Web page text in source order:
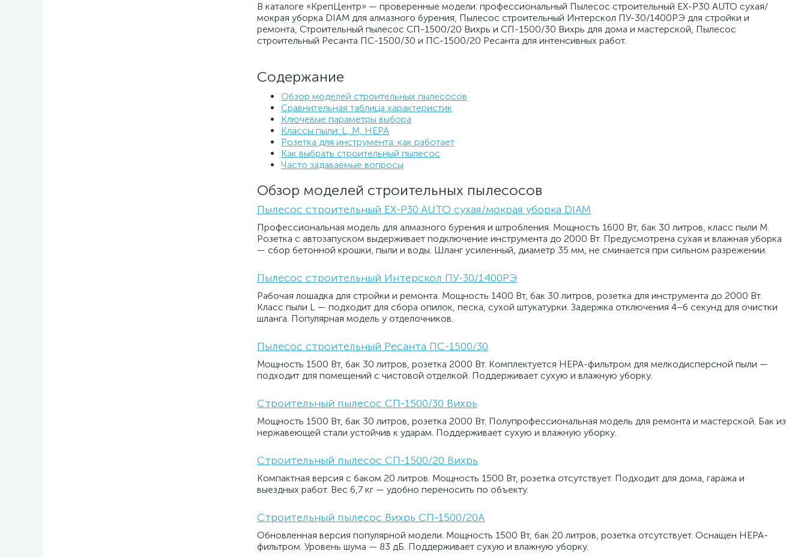
В каталоге «КрепЦентр» — проверенные модели: профессиональный Пылесос строительный EX-P30 AUTO сухая/
мокрая уборка DIAM для алмазного бурения, Пылесос строительный Интерскол ПУ-30/1400РЭ для стройки и
ремонта, Строительный пылесос СП-1500/20 Вихрь и СП-1500/30 Вихрь для дома и мастерской, Пылесос
строительный Ресанта ПС-1500/30 и ПС-1500/20 Ресанта для интенсивных работ.
Содержание
Обзор моделей строительных пылесосов
Сравнительная таблица характеристик
Ключевые параметры выбора
Классы пыли: L, M, HEPA
Розетка для инструмента: как работает
Как выбрать строительный пылесос
Часто задаваемые вопросы
Обзор моделей строительных пылесосов
Пылесос строительный EX-P30 AUTO сухая/мокрая уборка DIAM
Профессиональная модель для алмазного бурения и штробления. Мощность 1600 Вт, бак 30 литров, класс пыли M.
Розетка с автозапуском выдерживает подключение инструмента до 2000 Вт. Предусмотрена сухая и влажная уборка
— сбор бетонной крошки, пыли и воды. Шланг усиленный, диаметр 35 мм, не сминается при сильном разрежении.
Пылесос строительный Интерскол ПУ-30/1400РЭ
Рабочая лошадка для стройки и ремонта. Мощность 1400 Вт, бак 30 литров, розетка для инструмента до 2000 Вт.
Класс пыли L — подходит для сбора опилок, песка, сухой штукатурки. Задержка отключения 4–6 секунд для очистки
шланга. Популярная модель у отделочников.
Пылесос строительный Ресанта ПС-1500/30
Мощность 1500 Вт, бак 30 литров, розетка 2000 Вт. Комплектуется HEPA-фильтром для мелкодисперсной пыли —
подходит для помещений с чистовой отделкой. Поддерживает сухую и влажную уборку.
Строительный пылесос СП-1500/30 Вихрь
Мощность 1500 Вт, бак 30 литров, розетка 2000 Вт. Полупрофессиональная модель для ремонта и мастерской. Бак из
нержавеющей стали устойчив к ударам. Поддерживает сухую и влажную уборку.
Строительный пылесос СП-1500/20 Вихрь
Компактная версия с баком 20 литров. Мощность 1500 Вт, розетка отсутствует. Подходит для дома, гаража и
выездных работ. Вес 6,7 кг — удобно переносить по объекту.
Строительный пылесос Вихрь СП-1500/20А
Обновленная версия популярной модели. Мощность 1500 Вт, бак 20 литров, розетка отсутствует. Оснащен HEPA-
фильтром. Уровень шума — 83 дБ. Поддерживает сухую и влажную уборку.